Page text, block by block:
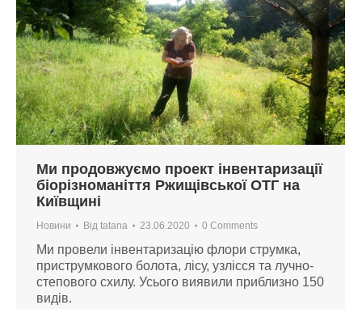
Ми продовжуємо проект інвентаризації
біорізноманіття Ржищівської ОТГ на
Київщині
Новини Від tatana 23.06.2020 0 Comments
Ми провели інвентаризацію флори струмка,
приструмкового болота, лісу, узлісся та лучно-
степового схилу. Усього виявили приблизно 150
видів.